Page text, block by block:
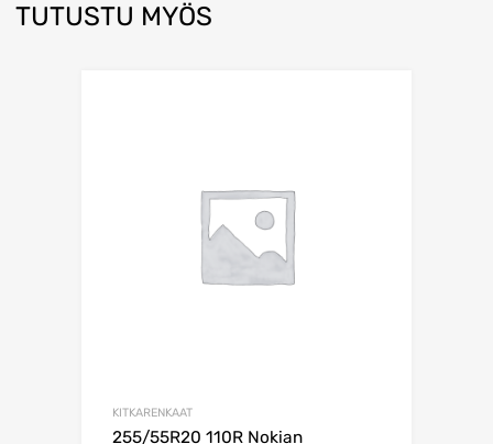
TUTUSTU MYÖS
KITKARENKAAT
255/55R20 110R Nokian